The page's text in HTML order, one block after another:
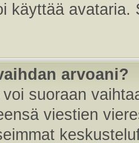
käyttää
arvoani?
suoraan
viestien